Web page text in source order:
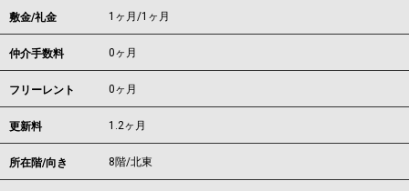
敷金/礼金 1ヶ月/1ヶ月
仲介手数料 0ヶ月
フリーレント 0ヶ月
更新料 1.2ヶ月
所在階/向き 8階/北東